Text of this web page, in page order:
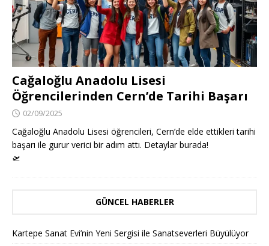
Cağaloğlu Anadolu Lisesi
Öğrencilerinden Cern’de Tarihi Başarı
02/09/2025
Cağaloğlu Anadolu Lisesi öğrencileri, Cern’de elde ettikleri tarihi
başarı ile gurur verici bir adım attı. Detaylar burada!
🛫
GÜNCEL HABERLER
Kartepe Sanat Evi’nin Yeni Sergisi ile Sanatseverleri Büyülüyor